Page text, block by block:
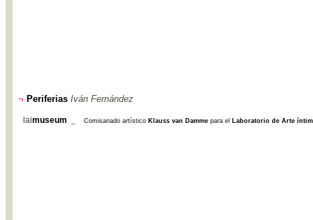
¬ Periferias Iván Fernández
laimuseum Comisariado artístico Klauss van Damme para el Laboratorio de Arte